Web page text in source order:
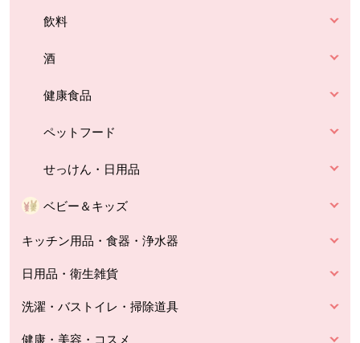
飲料
酒
健康食品
ペットフード
せっけん・日用品
ベビー＆キッズ
キッチン用品・食器・浄水器
日用品・衛生雑貨
洗濯・バストイレ・掃除道具
健康・美容・コスメ